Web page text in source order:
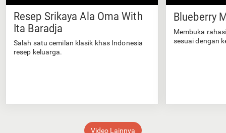
Resep Srikaya Ala Oma With
Ita Baradja
Salah satu cemilan klasik khas Indonesia
resep keluarga.
Blueberry
Membuka
sesuai dengan
Video Lainnya